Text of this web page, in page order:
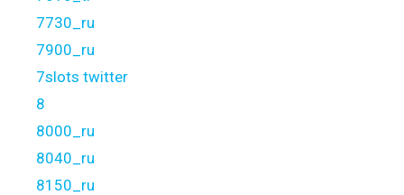
7730_ru
7900_ru
7slots twitter
8
8000_ru
8040_ru
8150_ru